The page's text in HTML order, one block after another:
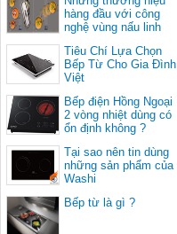
hàng đầu với công
nghệ vùng nấu linh
Tiêu Chí Lựa Chọn
Bếp Từ Cho Gia Đình
Việt
Bếp điện Hồng Ngoại
2 vòng nhiệt dùng có
ổn định không ?
Tại sao nên tin dùng
những sản phẩm của
Washi
Bếp từ là gì ?